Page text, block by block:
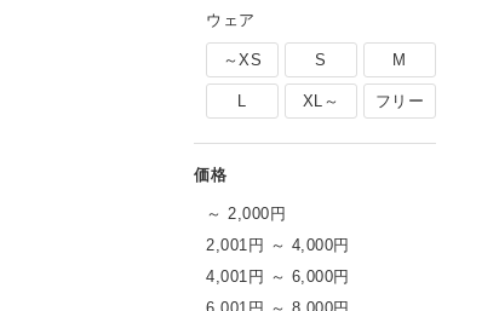
ウェア
～XS S M
L XL～ フリー
～ 2,000円
2,001円 ～ 4,000円
4,001円 ～ 6,000円